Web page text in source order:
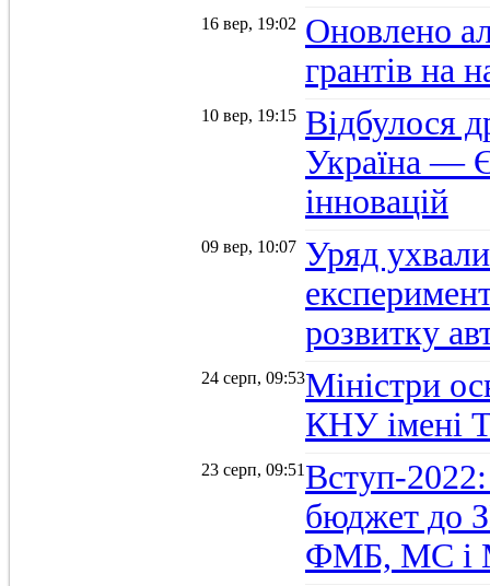
16 вер, 19:02 Оновлено
грантів на
10 вер, 19:15 Відбулося
Україна —
інновацій
09 вер, 10:07 Уряд
розвитку
24 серп, 09:53Міністри
КНУ імені
23 серп, 09:51 Вступ-
бюджет до
ФМБ, МС і